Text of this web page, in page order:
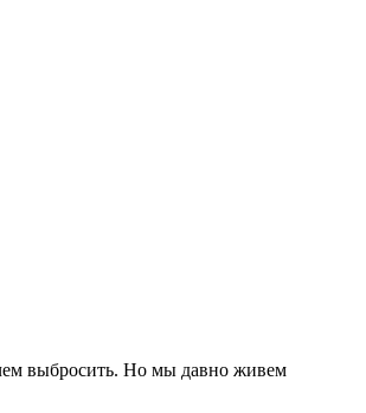
чем выбросить. Но мы давно живем